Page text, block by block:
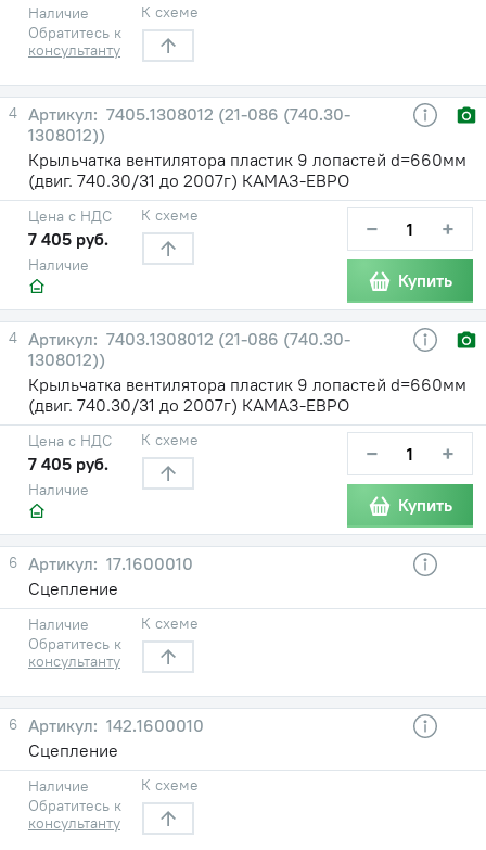
Наличие
Обратитесь к
консультанту
К схеме
4
7405.1308012 (21-086 (740.30-
1308012))
Крыльчатка вентилятора пластик 9 лопастей d=660мм
(двиг. 740.30/31 до 2007г) КАМАЗ-ЕВРО
Наличие
Цена с НДС
7 405 руб.
К схеме − +
Купить
4
7403.1308012 (21-086 (740.30-
1308012))
Крыльчатка вентилятора пластик 9 лопастей d=660мм
(двиг. 740.30/31 до 2007г) КАМАЗ-ЕВРО
Наличие
Цена с НДС
7 405 руб.
К схеме − +
Купить
6
17.1600010
Сцепление
Наличие
Обратитесь к
консультанту
К схеме
6
142.1600010
Сцепление
Наличие
Обратитесь к
консультанту
К схеме